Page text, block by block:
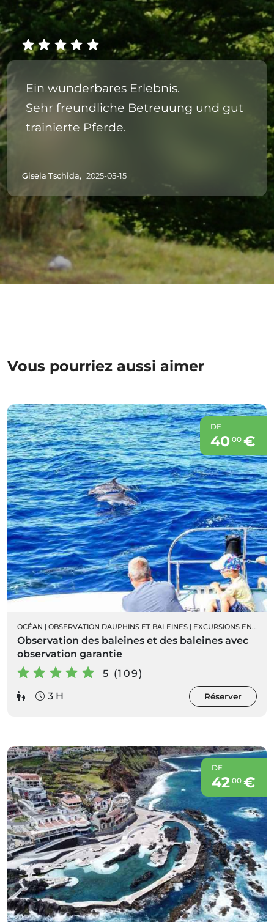
Ein wunderbares Erlebnis.
Sehr freundliche Betreuung und gut
trainierte Pferde.
Gisela Tschida, 2025-05-15
Vous pourriez aussi aimer
DE
40 00€
OCÉAN | OBSERVATION DAUPHINS ET BALEINES | EXCURSIONS EN BATEAU
Observation des baleines et des baleines avec
observation garantie
5 (109)
3 H
Réserver
DE
42 00€